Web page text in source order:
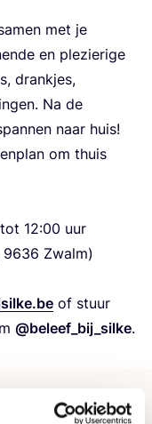
met je
en ple­zie­ri­ge
drank­jes,
Na de
naar huis!
om thuis
tot 12:00 uur
9636 Zwalm)
of stuur
@beleef_bij_silke.